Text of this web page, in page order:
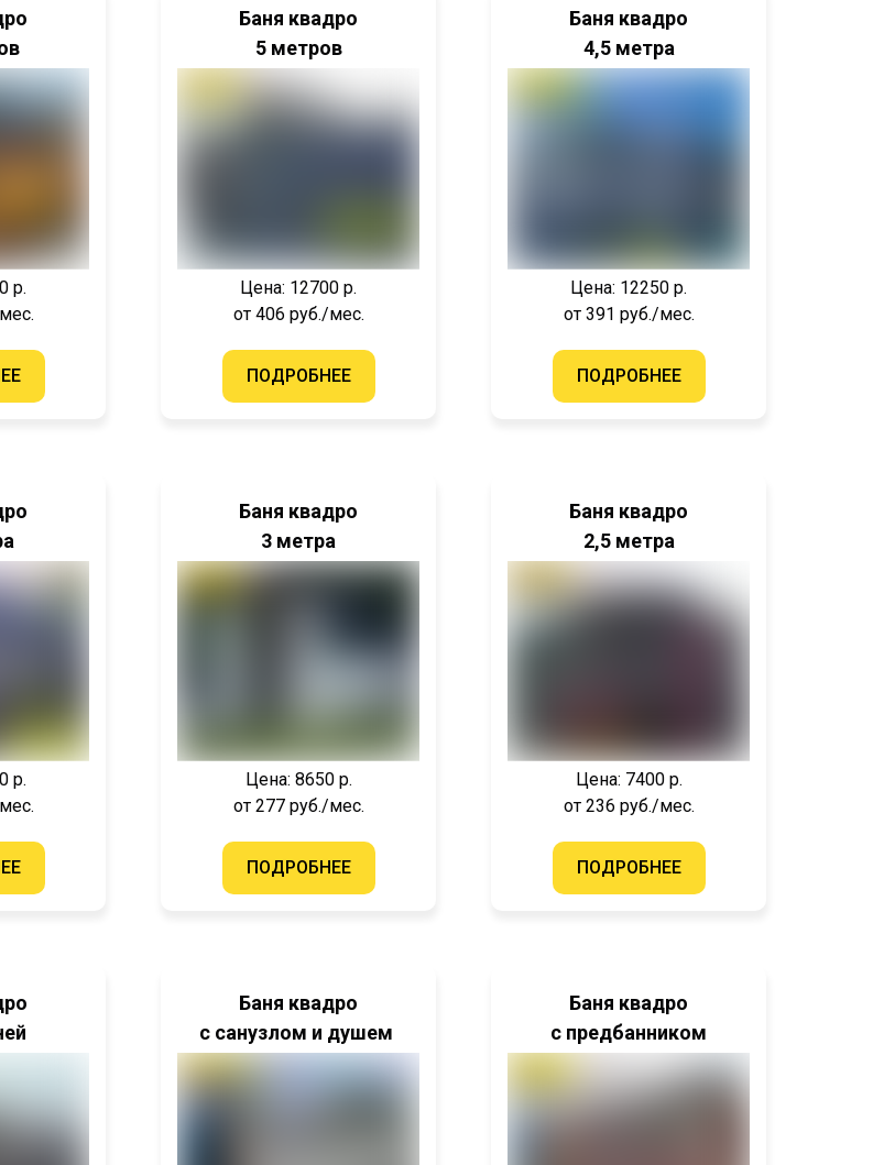
р.
Баня квадро
5 метров
Цена: 12700 р.
от 406 руб./мес.
ПОДРОБНЕЕ
Баня квадро
4,5 метра
Цена: 12250 р.
от 391 руб./мес.
ПОДРОБНЕЕ
р.
Баня квадро
3 метра
Цена: 8650 р.
от 277 руб./мес.
ПОДРОБНЕЕ
Баня квадро
2,5 метра
Цена: 7400 р.
от 236 руб./мес.
ПОДРОБНЕЕ
Баня квадро
с санузлом и душем
Баня квадро
с предбанником